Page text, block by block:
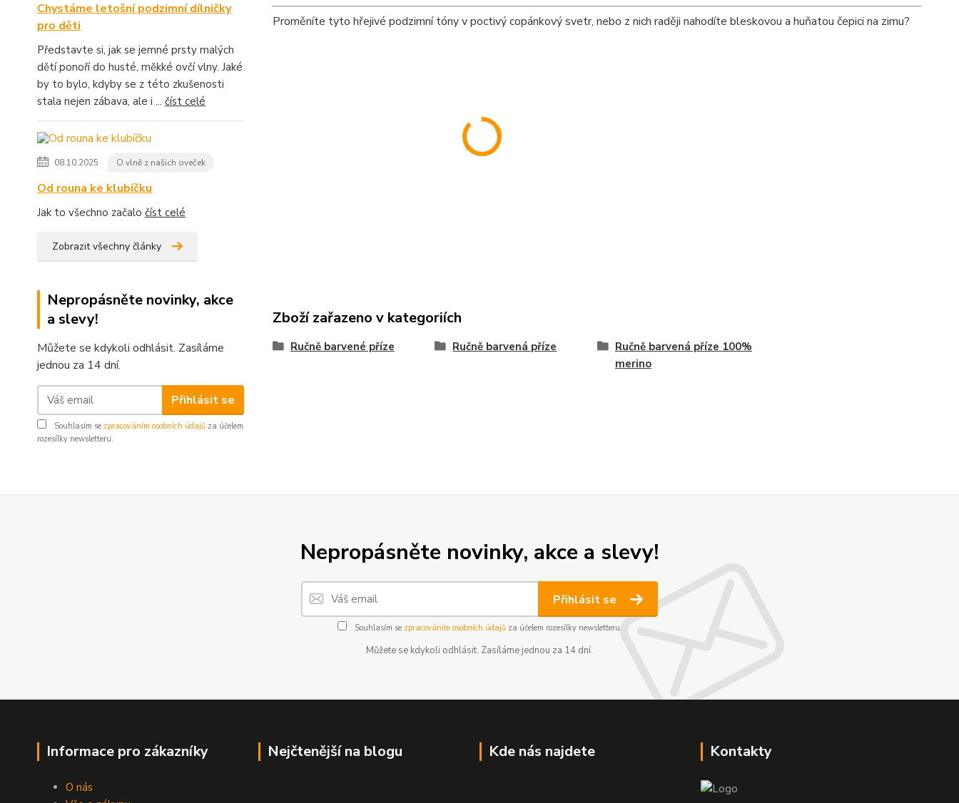
Chystáme letošní podzimní dílničky
pro děti
Představte si, jak se jemné prsty malých
dětí ponoří do husté, měkké ovčí vlny. Jaké
by to bylo, kdyby se z této zkušenosti
stala nejen zábava, ale i ... číst celé
08.10.2025 O vlně z našich oveček
Od rouna ke klubíčku
Jak to všechno začalo číst celé
Zobrazit všechny články
Nepropásněte novinky, akce
a slevy!
Můžete se kdykoli odhlásit. Zasíláme
jednou za 14 dní.
Přihlásit se
Souhlasím se zpracováním osobních údajů za účelem
rozesílky newsletteru.
Proměníte tyto hřejivé podzimní tóny v poctivý copánkový svetr, nebo z nich raději nahodíte bleskovou a huňatou čepici na zimu?
Zboží zařazeno v kategoriích
Ručně barvené příze Ručně barvená příze
Ručně barvená příze 100%
merino
Nepropásněte novinky, akce a slevy!
Přihlásit se
Souhlasím se zpracováním osobních údajůza účelem rozesílky newsletteru.
Můžete se kdykoli odhlásit. Zasíláme jednou za 14 dní.
Informace pro zákazníky
O nás
Nejčtenější na blogu Kde nás najdete Kontakty